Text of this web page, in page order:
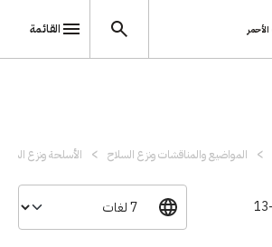
القائمة
المواضيع والمناقشات ونزع السلاح الأسلحة ونزع